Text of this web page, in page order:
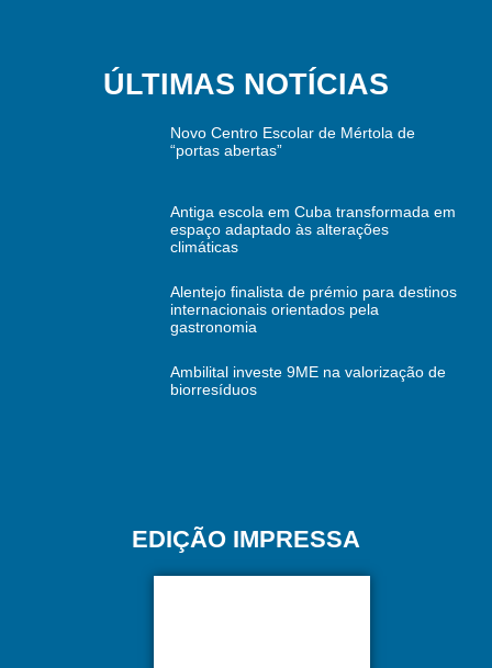
ÚLTIMAS NOTÍCIAS
Novo Centro Escolar de Mértola de
“portas abertas”
Antiga escola em Cuba transformada em
espaço adaptado às alterações
climáticas
Alentejo finalista de prémio para destinos
internacionais orientados pela
gastronomia
Ambilital investe 9ME na valorização de
biorresíduos
EDIÇÃO IMPRESSA